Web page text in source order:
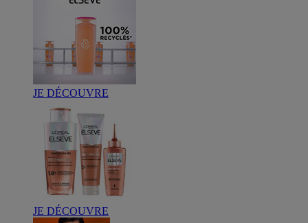
JE DÉCOUVRE
JE DÉCOUVRE